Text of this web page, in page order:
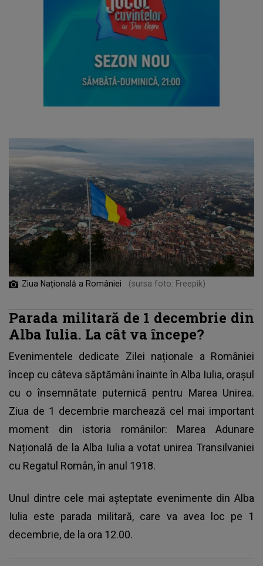
Ziua Națională a României (sursa foto: Freepik)
Parada militară de 1 decembrie din
Alba Iulia. La cât va începe?
Evenimentele dedicate Zilei naționale a României
încep cu câteva săptămâni înainte în Alba Iulia, orașul
cu o însemnătate puternică pentru Marea Unirea.
Ziua de 1 decembrie marchează cel mai important
moment din istoria românilor: Marea Adunare
Națională de la Alba Iulia a votat unirea Transilvaniei
cu Regatul Român, în anul 1918.
Unul dintre cele mai așteptate evenimente din Alba
Iulia este parada militară, care va avea loc pe 1
decembrie, de la ora 12.00.